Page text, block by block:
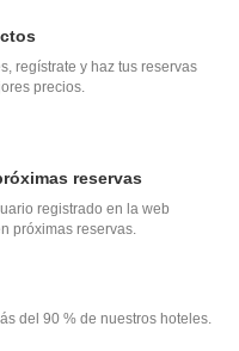
regístrate y haz tus reservas
precios.
reservas
registrado en la web
próximas reservas.
del 90 % de nuestros hoteles.